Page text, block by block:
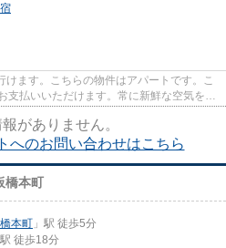
ます。こちらの物件はアパートです。こ
支払いいただけます。常に新鮮な空気を取
がありません。
へのお問い合わせはこちら
橋本町
本町 」駅 徒歩5分
駅 徒歩18分